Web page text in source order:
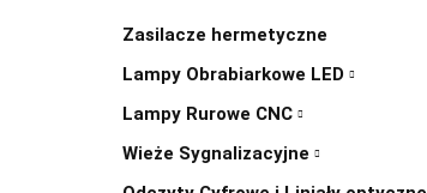
Zasilacze hermetyczne
Lampy Obrabiarkowe LED
Lampy Rurowe CNC
Wieże Sygnalizacyjne